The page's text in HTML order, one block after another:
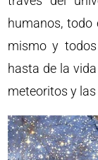
humanos, todo
mismo y
hasta de la
meteoritos y